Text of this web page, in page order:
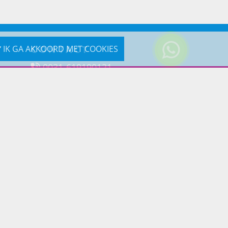
IK GA AKKOORD MET COOKIES
CONTACT
0031-619190121